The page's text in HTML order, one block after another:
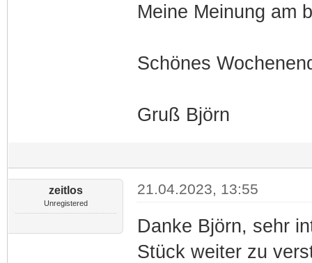
Meine Meinung am
Schönes
Gruß Björn
zeitlos
Unregistered
21.04.2023, 13:55
Danke Björn, sehr
Stück weiter zu